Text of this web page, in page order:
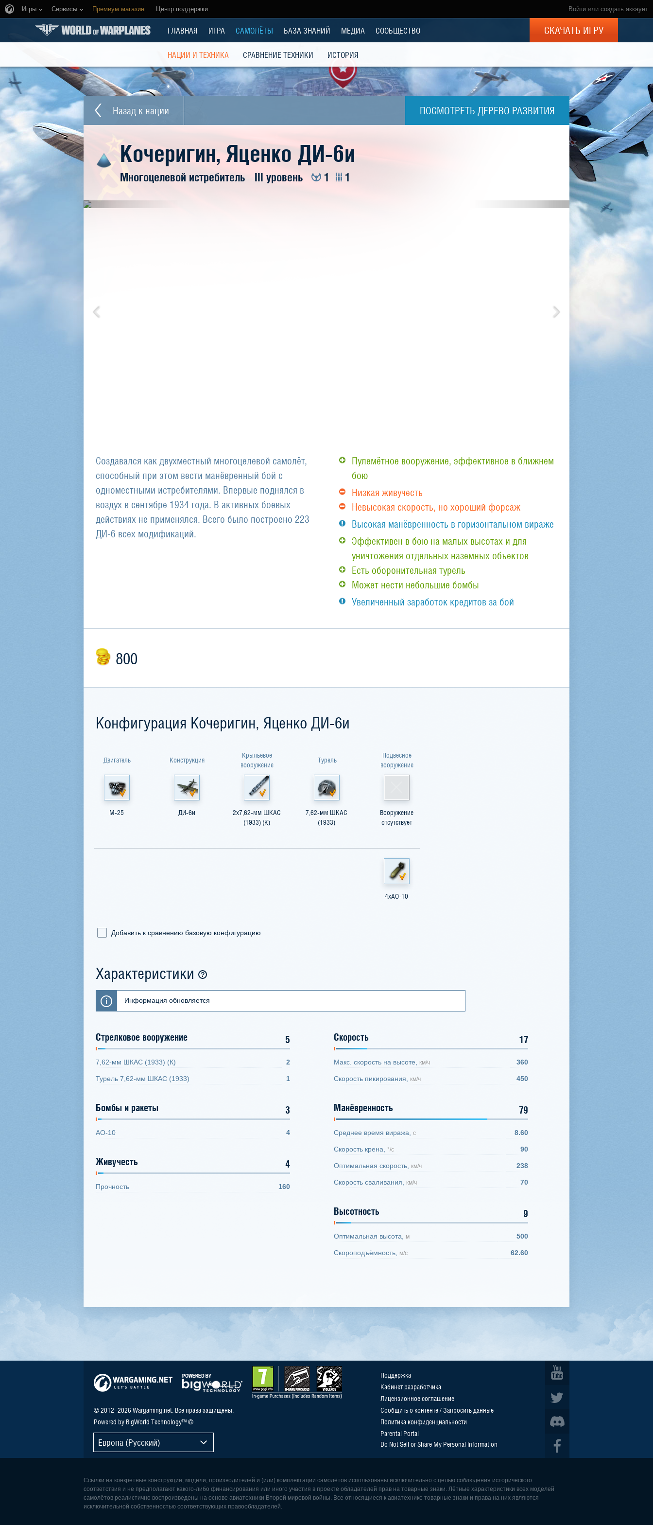
Войти или создать аккаунт
Игры Сервисы Премиум магазин Центр поддержки
ГЛАВНАЯ ИГРА САМОЛЁТЫ БАЗА ЗНАНИЙ МЕДИА СООБЩЕСТВО СКАЧАТЬ ИГРУ
НАЦИИ И ТЕХНИКА СРАВНЕНИЕ ТЕХНИКИ ИСТОРИЯ
Назад к нации ПОСМОТРЕТЬ ДЕРЕВО РАЗВИТИЯ
Кочеригин, Яценко ДИ-6и
Многоцелевой истребитель III уровень 1 1
Создавался как двухместный многоцелевой самолёт,
способный при этом вести манёвренный бой с
одноместными истребителями. Впервые поднялся в
воздух в сентябре 1934 года. В активных боевых
действиях не применялся. Всего было построено 223
ДИ-6 всех модификаций.
Пулемётное вооружение, эффективное в ближнем
бою
Низкая живучесть
Невысокая скорость, но хороший форсаж
Высокая манёвренность в горизонтальном вираже
Эффективен в бою на малых высотах и для
уничтожения отдельных наземных объектов
Есть оборонительная турель
Может нести небольшие бомбы
Увеличенный заработок кредитов за бой
800
Конфигурация Кочеригин, Яценко ДИ-6и
Двигатель
М-25
Конструкция
ДИ-6и
Крыльевое
вооружение
2x7,62-мм ШКАС
(1933) (К)
Турель
7,62-мм ШКАС
(1933)
Подвесное
вооружение
Вооружение
отсутствует
4xАО-10
Добавить к сравнению базовую конфигурацию
Характеристики
Информация обновляется
Стрелковое вооружение 5
7,62-мм ШКАС (1933) (К) 2
Турель 7,62-мм ШКАС (1933) 1
Бомбы и ракеты 3
АО-10 4
Живучесть 4
Прочность 160
Скорость 17
Макс. скорость на высоте, км/ч 360
Скорость пикирования, км/ч 450
Манёвренность 79
Среднее время виража, с 8.60
Скорость крена, °/с 90
Оптимальная скорость, км/ч 238
Скорость сваливания, км/ч 70
Высотность 9
Оптимальная высота, м 500
Скороподъёмность, м/с 62.60
© 2012–2026 Wargaming.net. Все права защищены.
Powered by BigWorld Technology™ ©
Европа (Русский)
Поддержка
Кабинет разработчика
Лицензионное соглашение
Сообщить о контенте / Запросить данные
Политика конфиденциальности
Parental Portal
Do Not Sell or Share My Personal Information
Ссылки на конкретные конструкции, модели, производителей и (или) комплектации самолётов использованы исключительно с целью соблюдения исторического
соответствия и не предполагают какого-либо финансирования или иного участия в проекте обладателей прав на товарные знаки. Лётные характеристики всех моделей
самолётов реалистично воспроизведены на основе авиатехники Второй мировой войны. Все относящиеся к авиатехнике товарные знаки и права на них являются
исключительной собственностью соответствующих правообладателей.